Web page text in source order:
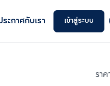
ะกาศกับเรา เข้าสู่ระบบ
รา